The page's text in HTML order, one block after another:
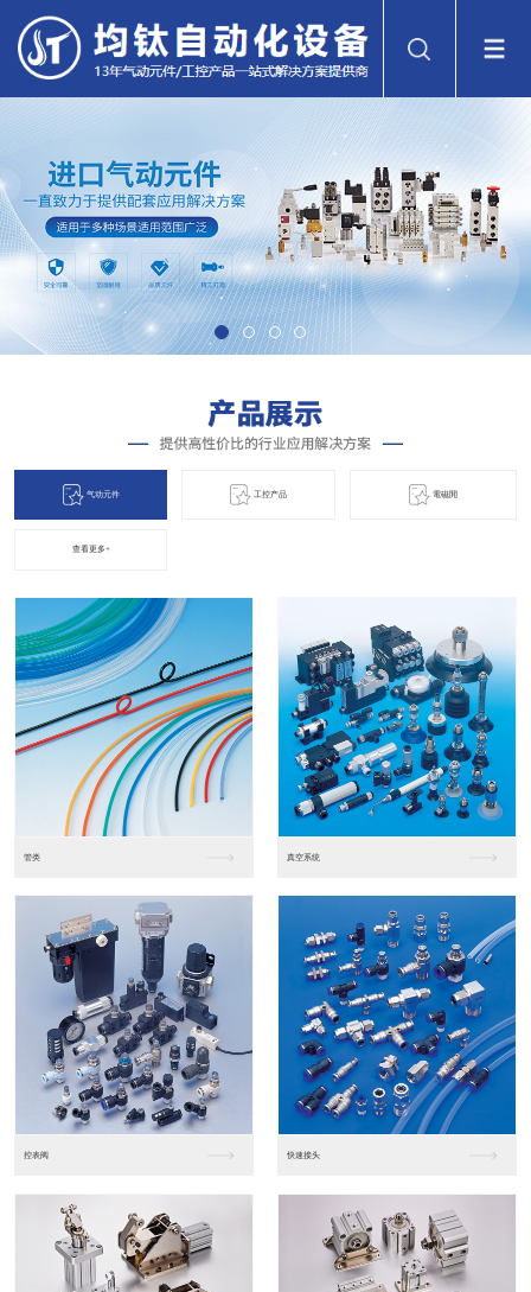
气动元件 工控产品 電磁閞
查看更多+
进口松下PLC2 进口松下PLC
东莞松下PLC 松下人机界面GT07